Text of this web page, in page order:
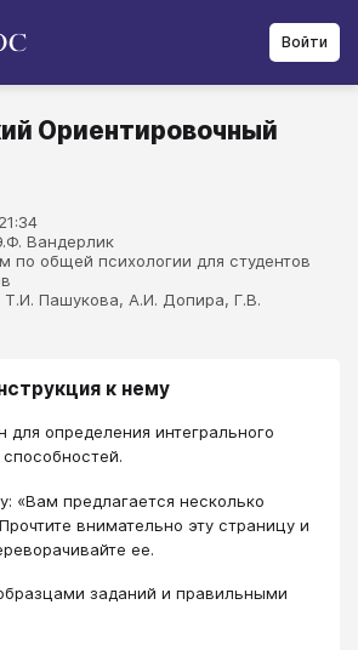
Войти
Ориентировочный
Вандерлик
по общей психологии для студентов
Т.И. Пашукова, А.И. Допира, Г.В.
к нему
для определения интегрального
«Вам предлагается несколько
внимательно эту страницу и
ее.
заданий и правильными